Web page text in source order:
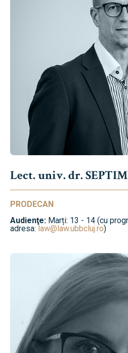
Lect. univ. dr.
PRODECAN
Audienţe: Marți: 13 - 14 (cu
adresa:law@law.ubbcluj.ro)